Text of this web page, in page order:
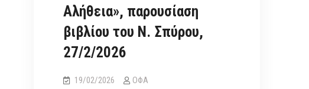
Αλήθεια», παρουσίαση
βιβλίου του Ν. Σπύρου,
27/2/2026
19/02/2026 ΟΦΑ